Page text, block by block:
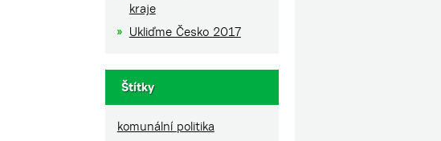
kraje
Ukliďme Česko 2017
Štítky
komunální politika